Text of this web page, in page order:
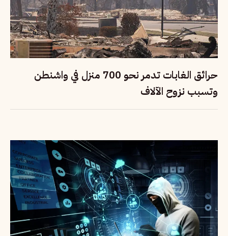
حرائق الغابات تدمر نحو 700 منزل في واشنطن
وتسبب نزوح الآلاف